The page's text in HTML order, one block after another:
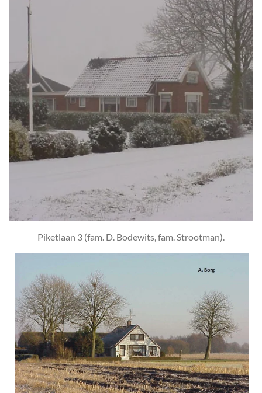
Piketlaan 3 (fam. D. Bodewits, fam. Strootman).